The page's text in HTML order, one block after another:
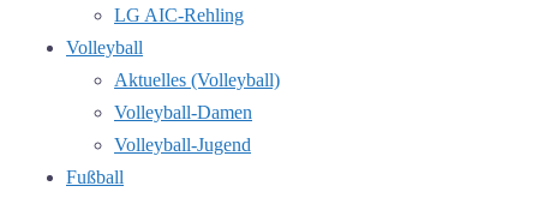
LG AIC-Rehling
Volleyball
Aktuelles (Volleyball)
Volleyball-Damen
Volleyball-Jugend
Fußball